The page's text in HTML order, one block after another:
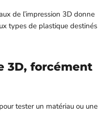
de l’impression 3D donne
types de plastique destinés
3D, forcément
tester un matériau ou une